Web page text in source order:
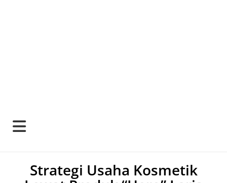
Strategi Usaha Kosmetik